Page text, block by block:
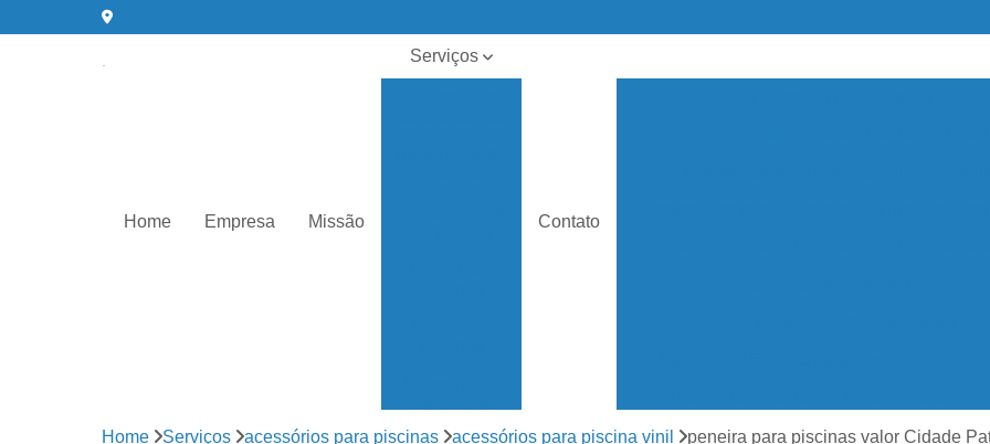
Home Empresa Missão
Serviços
Contato
Aquecedor Solar Piscina
Aquecedor de
Home Serviços acessórios para piscinas acessórios para piscina vinil peneira para piscinas valor Cidade